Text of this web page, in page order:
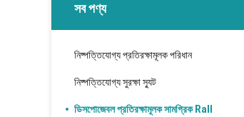
সব পণ্য
নিষ্পত্তিযোগ্য প্রতিরক্ষামূলক পরিধান
নিষ্পত্তিযোগ্য সুরক্ষা স্যুট
ডিসপোজেবল প্রতিরক্ষামূলক সামগ্রিক Rall